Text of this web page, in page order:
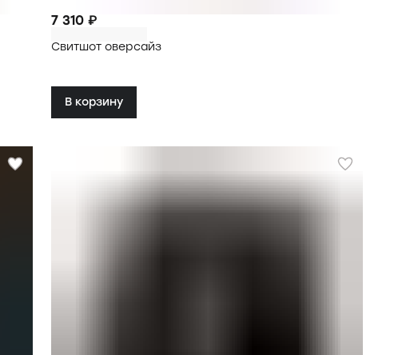
7 310 ₽
Свитшот оверсайз
В корзину